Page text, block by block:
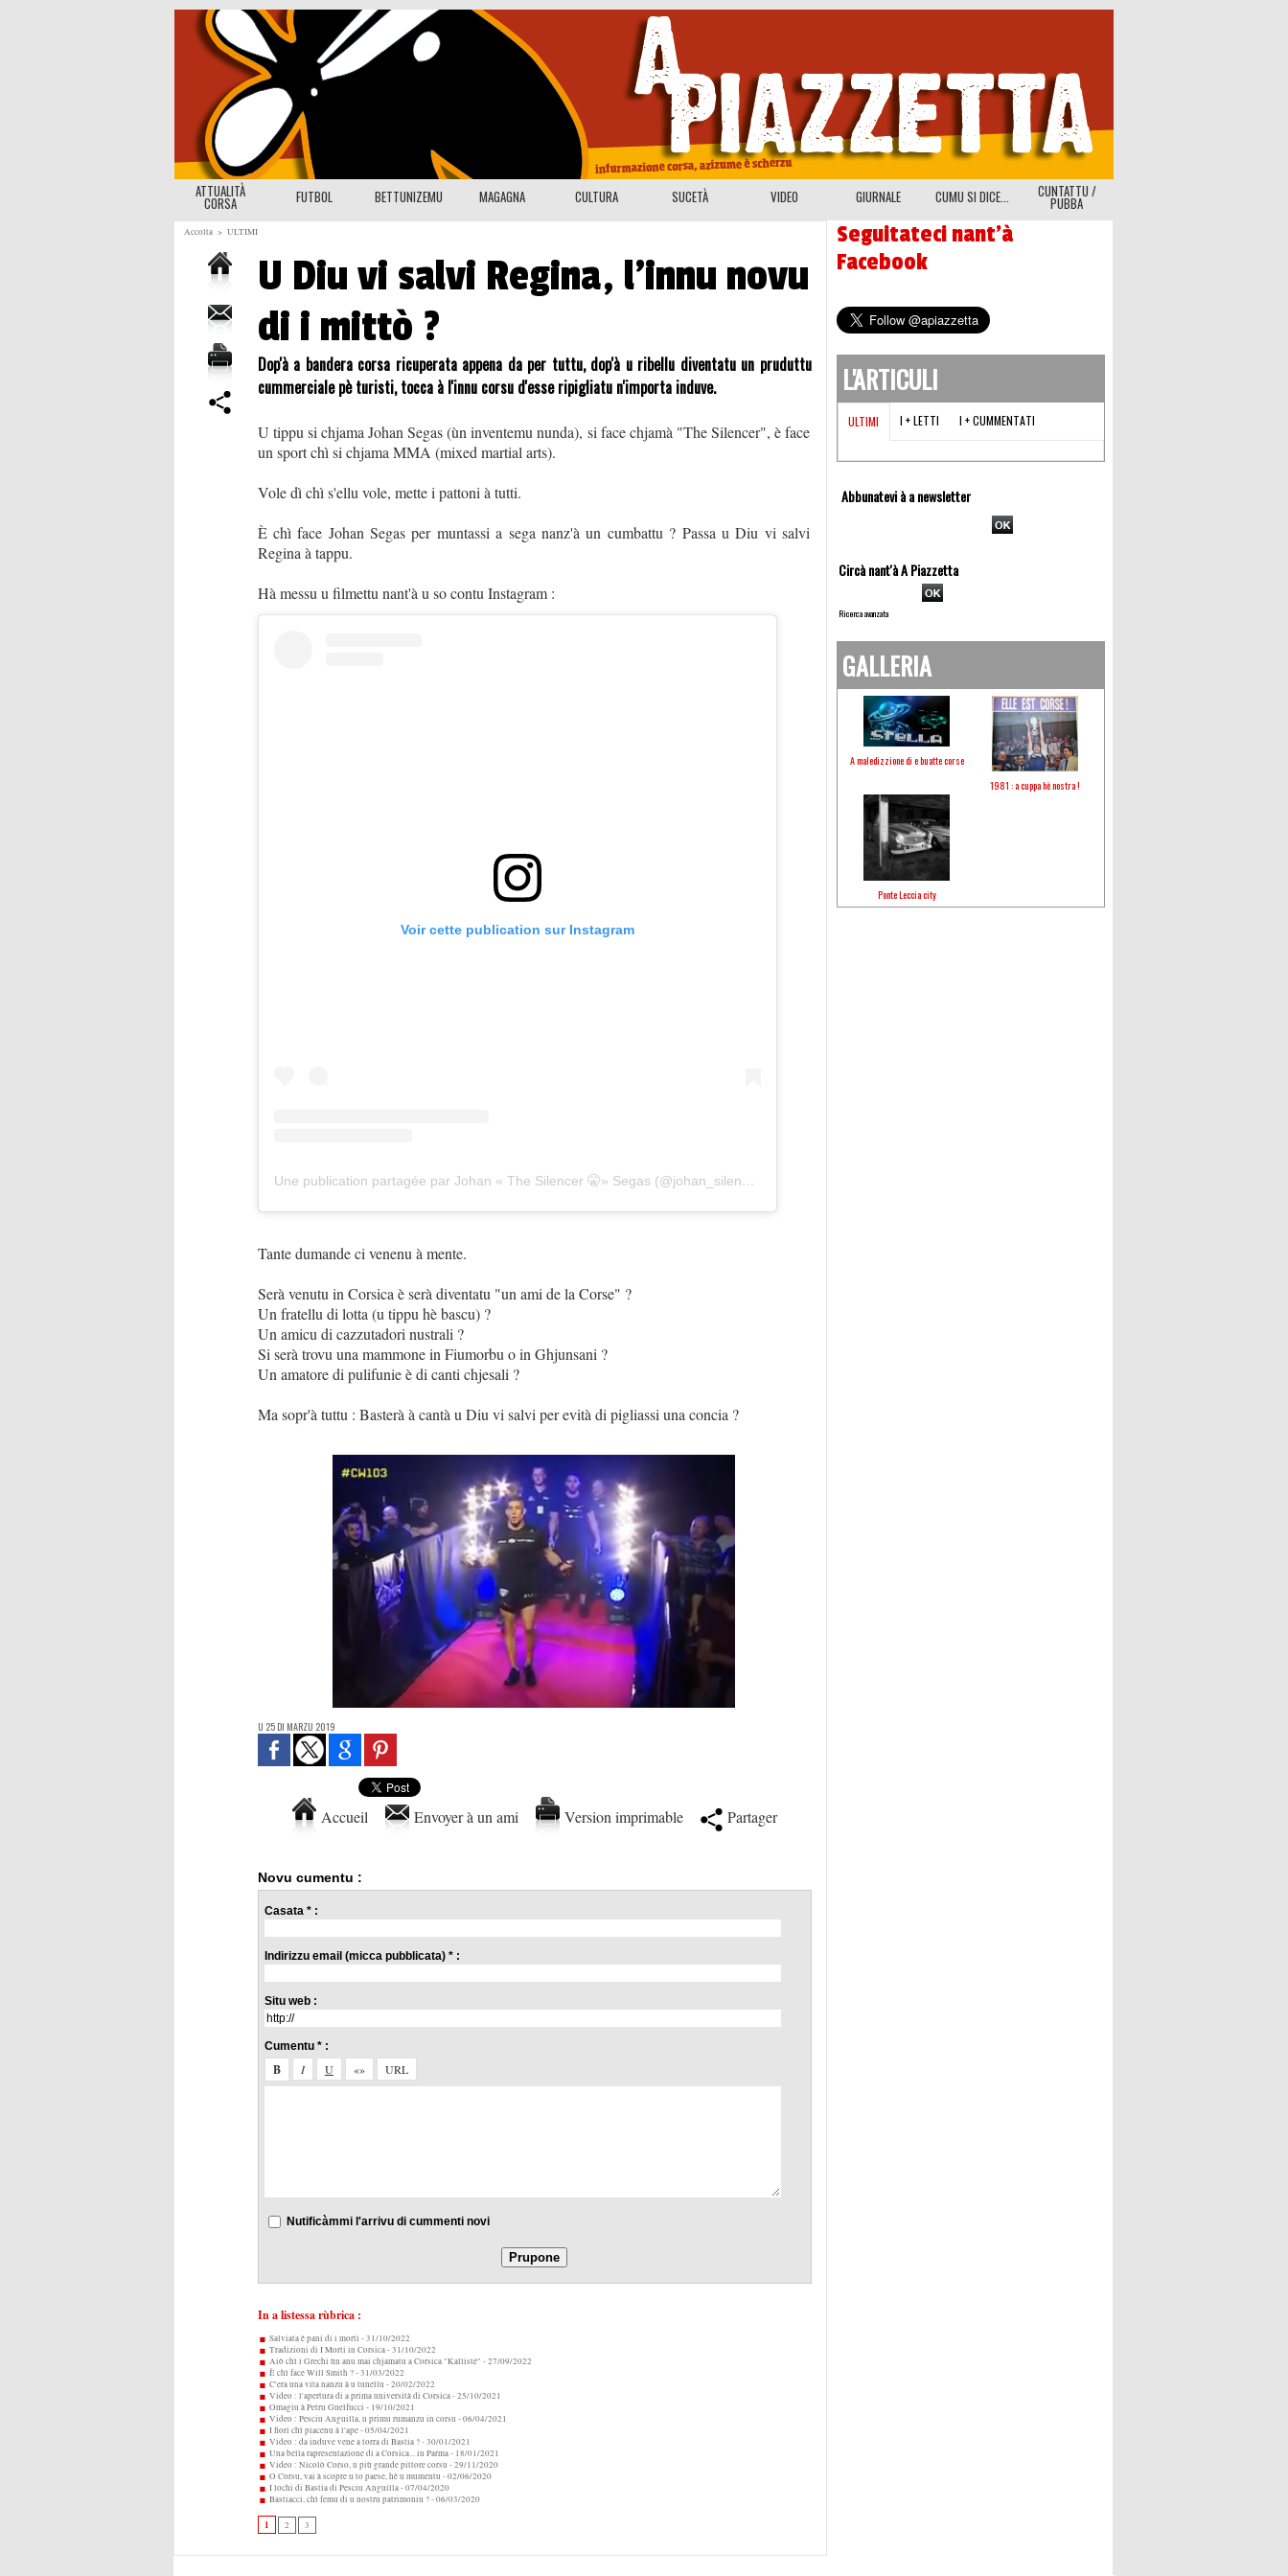
ATTUALITÀ
CORSA FUTBOL BETTUNIZEMU MAGAGNA CULTURA SUCETÀ VIDEO GIURNALE CUMU SI DICE... CUNTATTU /
PUBBA
Accolta > ULTIMI
U Diu vi salvi Regina, l'innu novu
di i mittò ?
Dop'à a bandera corsa ricuperata appena da per tuttu, dop'à u ribellu diventatu un pruduttu
cummerciale pè turisti, tocca à l'innu corsu d'esse ripigliatu n'importa induve.
U tippu si chjama Johan Segas (ùn inventemu nunda), si face chjamà "The Silencer", è face
un sport chì si chjama MMA (mixed martial arts).
Vole dì chì s'ellu vole, mette i pattoni à tutti.
È chì face Johan Segas per muntassi a sega nanz'à un cumbattu ? Passa u Diu vi salvi
Regina à tappu.
Hà messu u filmettu nant'à u so contu Instagram :
Voir cette publication sur Instagram
Une publication partagée par Johan « The Silencer 🤫» Segas (@johan_silencer_segas_official)
Tante dumande ci venenu à mente.
Serà venutu in Corsica è serà diventatu "un ami de la Corse" ?
Un fratellu di lotta (u tippu hè bascu) ?
Un amicu di cazzutadori nustrali ?
Si serà trovu una mammone in Fiumorbu o in Ghjunsani ?
Un amatore di pulifunie è di canti chjesali ?
Ma sopr'à tuttu : Basterà à cantà u Diu vi salvi per evità di pigliassi una concia ?
U 25 DI MARZU 2019
Accueil Envoyer à un ami Version imprimable Partager
Novu cumentu :
Casata * :
Indirizzu email (micca pubblicata) * :
Situ web :
Cumentu * :
Nutificàmmi l'arrivu di cummenti novi
In a listessa rùbrica :
Salviata è pani di i morti - 31/10/2022
Tradizioni di I Morti in Corsica - 31/10/2022
Aiò chì i Grechi ùn anu mai chjamatu a Corsica "Kallisté" - 27/09/2022
È chì face Will Smith ? - 31/03/2022
C'era una vita nanzu à u tunellu - 20/02/2022
Video : l'apertura di a prima università di Corsica - 25/10/2021
Omagiu à Petru Guelfucci - 19/10/2021
Video : Pesciu Anguilla, u primu rumanzu in corsu - 06/04/2021
I fiori chì piacenu à l'ape - 05/04/2021
Video : da induve vene a torra di Bastia ? - 30/01/2021
Una bella rapresentazione di a Corsica... in Parma - 18/01/2021
Video : Nicolò Corso, u più grande pittore corsu - 29/11/2020
O Corsu, vai à scopre u to paese, hè u mumentu - 02/06/2020
I lochi di Bastia di Pesciu Anguilla - 07/04/2020
Bastiacci, chì femu di u nostru patrimoniu ? - 06/03/2020
1 2 3
Seguitateci nant'à
Facebook
L'ARTICULI
ULTIMI I + LETTI I + CUMMENTATI
Abbunatevi à a newsletter
Circà nant'à A Piazzetta
Ricerca avanzata
GALLERIA
A maledizzione di e buatte corse
1981 : a cuppa hè nostra !
Ponte Leccia city